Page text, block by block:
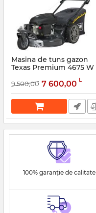
Masina de tuns gazon
Texas Premium 4675 W
9 500,00 7 600,00 L
100% garanție de calitate